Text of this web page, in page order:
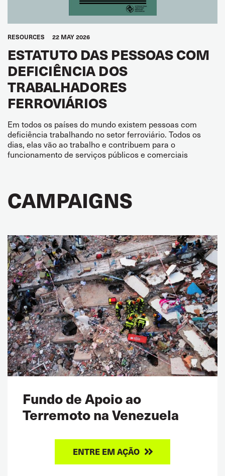
RESOURCES 22 MAY 2026
ESTATUTO DAS PESSOAS COM
DEFICIÊNCIA DOS
TRABALHADORES
FERROVIÁRIOS
Em todos os países do mundo existem pessoas com
deficiência trabalhando no setor ferroviário. Todos os
dias, elas vão ao trabalho e contribuem para o
funcionamento de serviços públicos e comerciais
CAMPAIGNS
Fundo de Apoio ao
Terremoto na Venezuela
ENTRE EM AÇÃO